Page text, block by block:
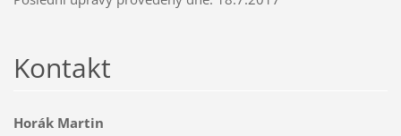
Kontakt
Horák Martin